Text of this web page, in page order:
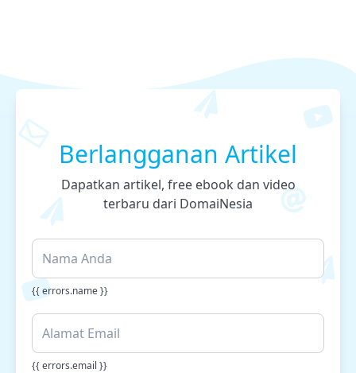
Berlangganan Artikel
Dapatkan artikel, free ebook dan video
terbaru dari DomaiNesia
{{ errors.name }}
{{ errors.email }}